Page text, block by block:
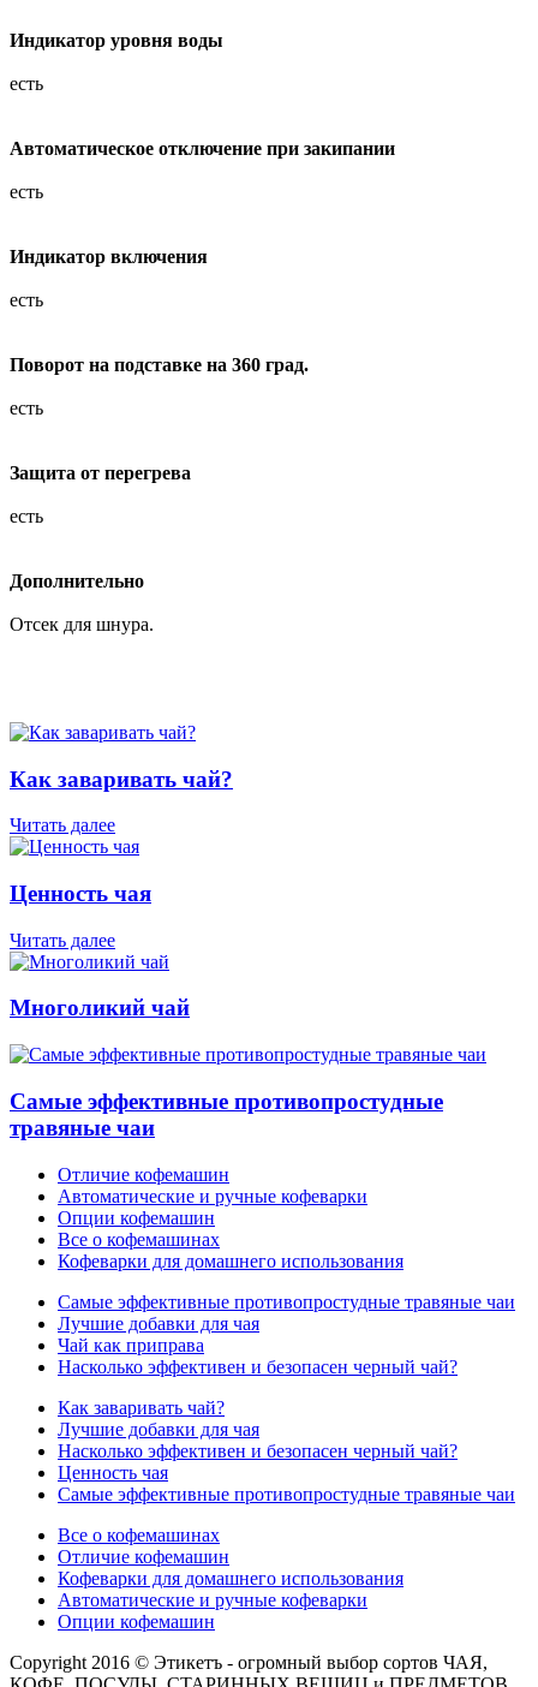
Индикатор уровня воды
есть
Автоматическое отключение при закипании
есть
Индикатор включения
есть
Поворот на подставке на 360 град.
есть
Защита от перегрева
есть
Дополнительно
Отсек для шнура.
Как заваривать чай?
Читать далее
Ценность чая
Читать далее
Многоликий чай
Самые эффективные противопростудные
травяные чаи
Отличие кофемашин
Автоматические и ручные кофеварки
Опции кофемашин
Все о кофемашинах
Кофеварки для домашнего использования
Самые эффективные противопростудные травяные чаи
Лучшие добавки для чая
Чай как приправа
Насколько эффективен и безопасен черный чай?
Как заваривать чай?
Лучшие добавки для чая
Насколько эффективен и безопасен черный чай?
Ценность чая
Самые эффективные противопростудные травяные чаи
Все о кофемашинах
Отличие кофемашин
Кофеварки для домашнего использования
Автоматические и ручные кофеварки
Опции кофемашин
Copyright 2016 © Этикетъ - огромный выбор сортов ЧАЯ,